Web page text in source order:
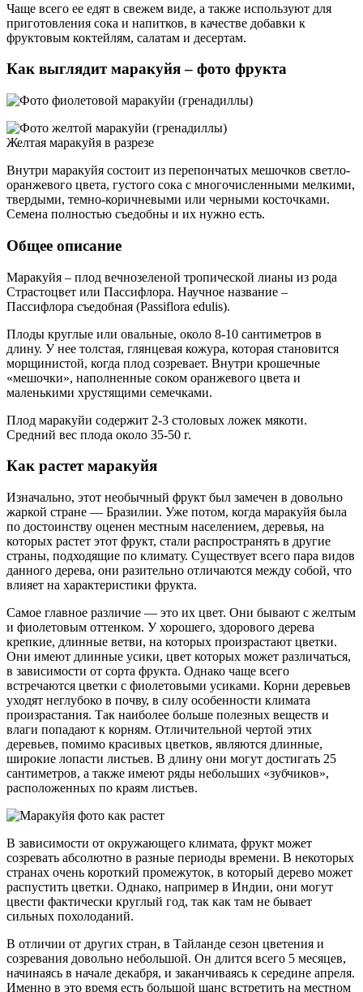
Чаще всего ее едят в свежем виде, а также используют для
приготовления сока и напитков, в качестве добавки к
фруктовым коктейлям, салатам и десертам.
Как выглядит маракуйя – фото фрукта
Желтая маракуйя в разрезе
Внутри маракуйя состоит из перепончатых мешочков светло-
оранжевого цвета, густого сока с многочисленными мелкими,
твердыми, темно-коричневыми или черными косточками.
Семена полностью съедобны и их нужно есть.
Общее описание
Маракуйя – плод вечнозеленой тропической лианы из рода
Страстоцвет или Пассифлора. Научное название –
Пассифлора съедобная (Passiflora edulis).
Плоды круглые или овальные, около 8-10 сантиметров в
длину. У нее толстая, глянцевая кожура, которая становится
морщинистой, когда плод созревает. Внутри крошечные
«мешочки», наполненные соком оранжевого цвета и
маленькими хрустящими семечками.
Плод маракуйи содержит 2-3 столовых ложек мякоти.
Средний вес плода около 35-50 г.
Как растет маракуйя
Изначально, этот необычный фрукт был замечен в довольно
жаркой стране — Бразилии. Уже потом, когда маракуйя была
по достоинству оценен местным населением, деревья, на
которых растет этот фрукт, стали распространять в другие
страны, подходящие по климату. Существует всего пара видов
данного дерева, они разительно отличаются между собой, что
влияет на характеристики фрукта.
Самое главное различие — это их цвет. Они бывают с желтым
и фиолетовым оттенком. У хорошего, здорового дерева
крепкие, длинные ветви, на которых произрастают цветки.
Они имеют длинные усики, цвет которых может различаться,
в зависимости от сорта фрукта. Однако чаще всего
встречаются цветки с фиолетовыми усиками. Корни деревьев
уходят неглубоко в почву, в силу особенности климата
произрастания. Так наиболее больше полезных веществ и
влаги попадают к корням. Отличительной чертой этих
деревьев, помимо красивых цветков, являются длинные,
широкие лопасти листьев. В длину они могут достигать 25
сантиметров, а также имеют ряды небольших «зубчиков»,
расположенных по краям листьев.
В зависимости от окружающего климата, фрукт может
созревать абсолютно в разные периоды времени. В некоторых
странах очень короткий промежуток, в который дерево может
распустить цветки. Однако, например в Индии, они могут
цвести фактически круглый год, так как там не бывает
сильных похолоданий.
В отличии от других стран, в Тайланде сезон цветения и
созревания довольно небольшой. Он длится всего 5 месяцев,
начинаясь в начале декабря, и заканчиваясь к середине апреля.
Именно в это время есть большой шанс встретить на местном